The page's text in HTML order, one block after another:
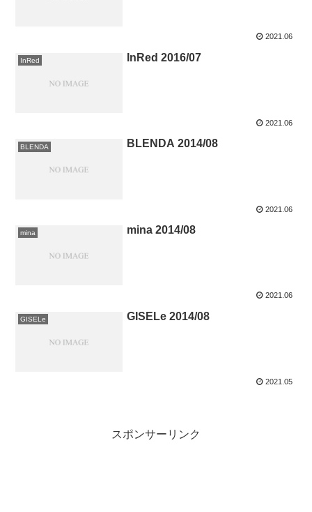
2021.06
InRed InRed 2016/07
2021.06
BLENDA BLENDA 2014/08
2021.06
mina mina 2014/08
2021.06
GISELe GISELe 2014/08
2021.05
スポンサーリンク